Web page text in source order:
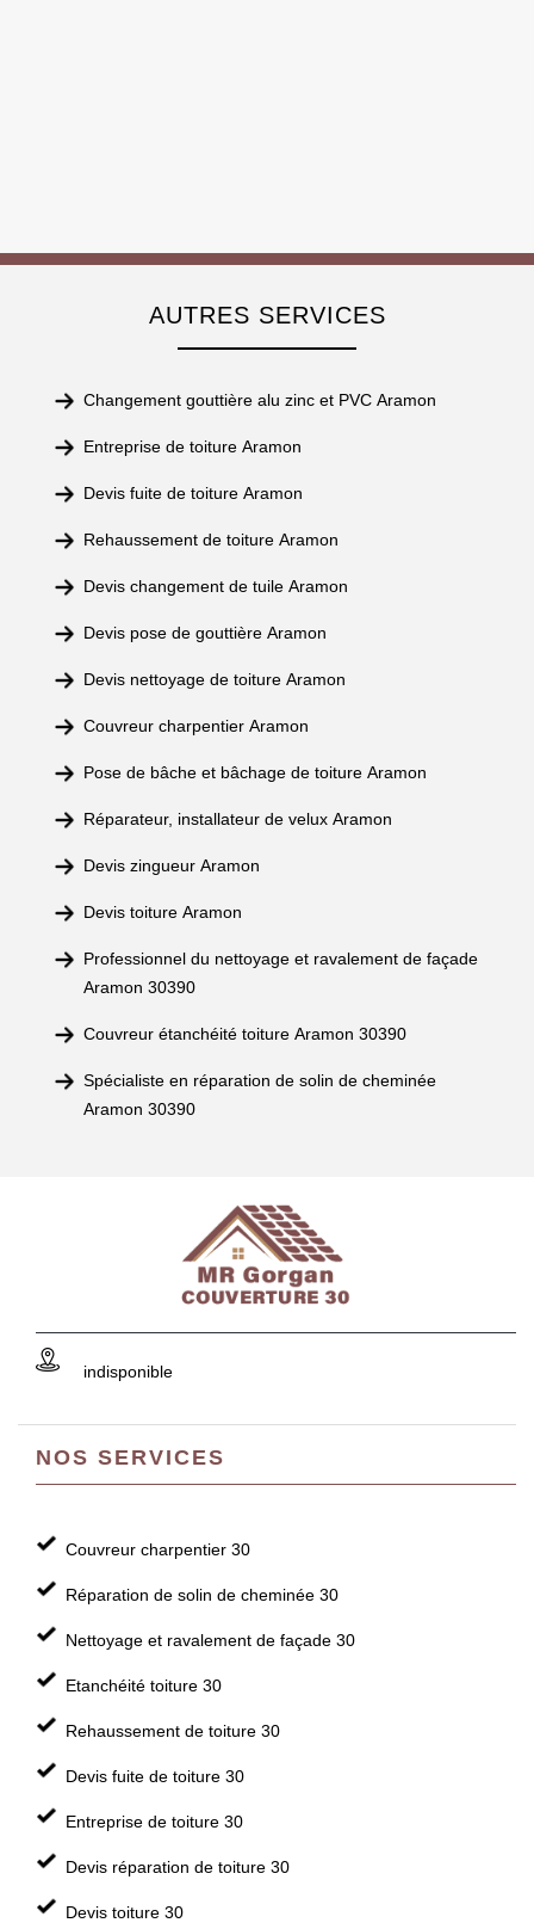
AUTRES SERVICES
Changement gouttière alu zinc et PVC Aramon
Entreprise de toiture Aramon
Devis fuite de toiture Aramon
Rehaussement de toiture Aramon
Devis changement de tuile Aramon
Devis pose de gouttière Aramon
Devis nettoyage de toiture Aramon
Couvreur charpentier Aramon
Pose de bâche et bâchage de toiture Aramon
Réparateur, installateur de velux Aramon
Devis zingueur Aramon
Devis toiture Aramon
Professionnel du nettoyage et ravalement de façade
Aramon 30390
Couvreur étanchéité toiture Aramon 30390
Spécialiste en réparation de solin de cheminée
Aramon 30390
indisponible
NOS SERVICES
Couvreur charpentier 30
Réparation de solin de cheminée 30
Nettoyage et ravalement de façade 30
Etanchéité toiture 30
Rehaussement de toiture 30
Devis fuite de toiture 30
Entreprise de toiture 30
Devis réparation de toiture 30
Devis toiture 30